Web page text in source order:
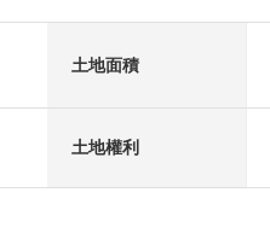
土地面積
土地權利